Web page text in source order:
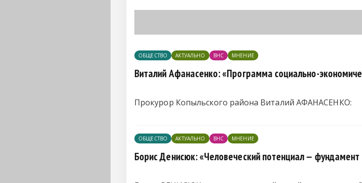
ОБЩЕСТВО АКТУАЛЬНО ВНС МНЕНИЕ
Виталий Афанасенко: «Программа социально-
Прокурор Копыльского района Виталий АФАНАСЕНКО:
ОБЩЕСТВО АКТУАЛЬНО ВНС МНЕНИЕ
Борис Денисюк: «Человеческий потенциал — фундамент